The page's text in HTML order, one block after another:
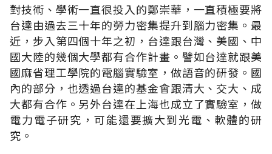
對技術、學術一直很投入的鄭崇華，一直積極要將
台達由過去三十年的勞力密集提升到腦力密集。最
近，步入第四個十年之初，台達跟台灣、美國、中
國大陸的幾個大學都有合作計畫。譬如台達就跟美
國麻省理工學院的電腦實驗室，做語音的研發。國
內的部分，也透過台達的基金會跟清大、交大、成
大都有合作。另外台達在上海也成立了實驗室，做
電力電子研究，可能還要擴大到光電、軟體的研
究。